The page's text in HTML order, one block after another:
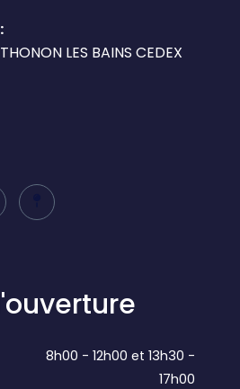
LES BAINS CEDEX
8h00 - 12h00 et 13h30 -
17h00